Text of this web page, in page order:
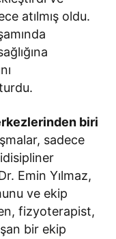
atılmış oldu.
biri
sadece
Emin Yılmaz,
ve ekip
fizyoterapist,
bir ekip